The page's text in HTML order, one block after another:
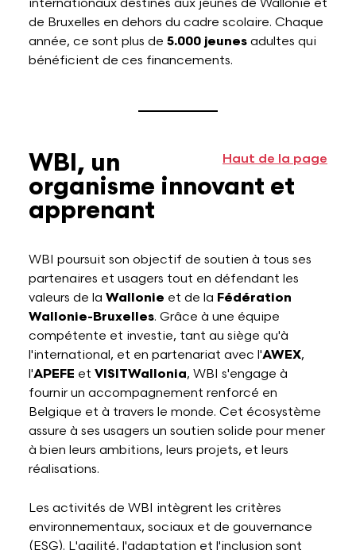
internationaux destinés aux jeunes de Wallonie et
de Bruxelles en dehors du cadre scolaire. Chaque
année, ce sont plus de 5.000 jeunes adultes qui
bénéficient de ces financements.
Haut de la page
WBI, un
organisme innovant et
apprenant
WBI poursuit son objectif de soutien à tous ses
partenaires et usagers tout en défendant les
valeurs de la Wallonie et de la Fédération
Wallonie-Bruxelles. Grâce à une équipe
compétente et investie, tant au siège qu'à
l'international, et en partenariat avec l'AWEX,
l'APEFE et VISITWallonia, WBI s'engage à
fournir un accompagnement renforcé en
Belgique et à travers le monde. Cet écosystème
assure à ses usagers un soutien solide pour mener
à bien leurs ambitions, leurs projets, et leurs
réalisations.
Les activités de WBI intègrent les critères
environnementaux, sociaux et de gouvernance
(ESG). L'agilité, l'adaptation et l'inclusion sont